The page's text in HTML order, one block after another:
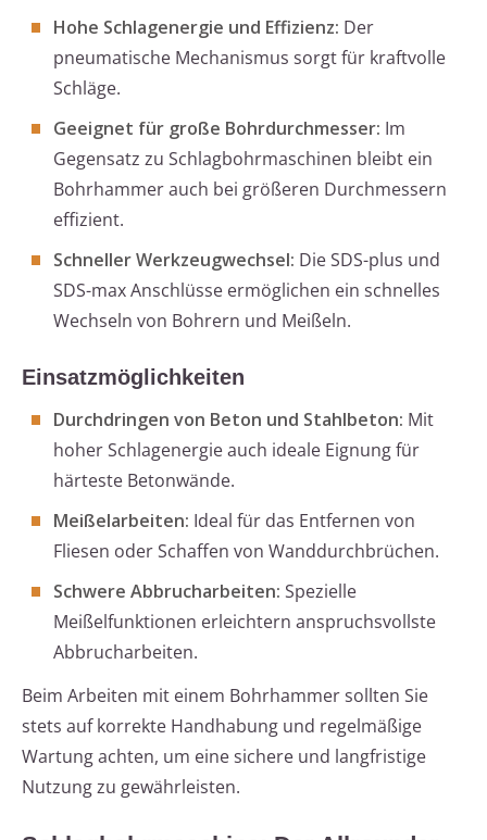
Hohe Schlagenergie und Effizienz: Der
pneumatische Mechanismus sorgt für kraftvolle
Schläge.
Geeignet für große Bohrdurchmesser: Im
Gegensatz zu Schlagbohrmaschinen bleibt ein
Bohrhammer auch bei größeren Durchmessern
effizient.
Schneller Werkzeugwechsel: Die SDS-plus und
SDS-max Anschlüsse ermöglichen ein schnelles
Wechseln von Bohrern und Meißeln.
Einsatzmöglichkeiten
Durchdringen von Beton und Stahlbeton: Mit
hoher Schlagenergie auch ideale Eignung für
härteste Betonwände.
Meißelarbeiten: Ideal für das Entfernen von
Fliesen oder Schaffen von Wanddurchbrüchen.
Schwere Abbrucharbeiten: Spezielle
Meißelfunktionen erleichtern anspruchsvollste
Abbrucharbeiten.
Beim Arbeiten mit einem Bohrhammer sollten Sie
stets auf korrekte Handhabung und regelmäßige
Wartung achten, um eine sichere und langfristige
Nutzung zu gewährleisten.